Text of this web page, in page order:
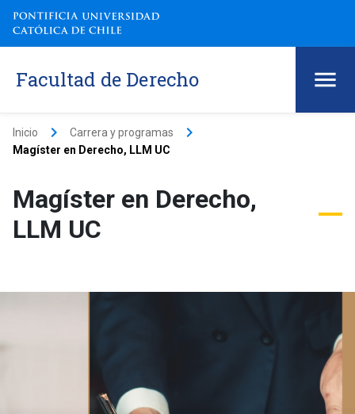
Facultad de Derecho
Inicio keyboard_arrow_right Carrera y programas keyboard_arrow_right
Magíster en Derecho, LLM UC
Magíster en Derecho,
LLM UC